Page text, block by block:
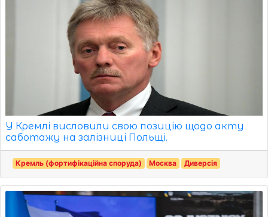
У Кремлі висловили свою позицію щодо акту
саботажу на залізниці Польщі.
Кремль (фортифікаційна споруда) Москва Диверсія